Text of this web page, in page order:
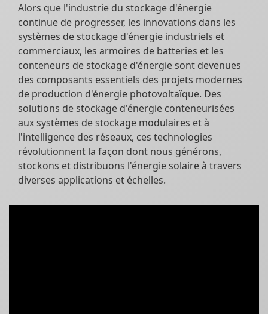
Alors que l'industrie du stockage d'énergie
continue de progresser, les innovations dans les
systèmes de stockage d'énergie industriels et
commerciaux, les armoires de batteries et les
conteneurs de stockage d'énergie sont devenues
des composants essentiels des projets modernes
de production d'énergie photovoltaïque. Des
solutions de stockage d'énergie conteneurisées
aux systèmes de stockage modulaires et à
l'intelligence des réseaux, ces technologies
révolutionnent la façon dont nous générons,
stockons et distribuons l'énergie solaire à travers
diverses applications et échelles.